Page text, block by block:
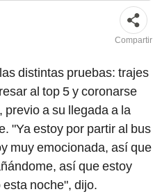
Compartir
distintas pruebas: trajes
al top 5 y coronarse
a su llegada a la
"Ya estoy por partir al bus
muy emocionada, así que
así que estoy
noche", dijo.